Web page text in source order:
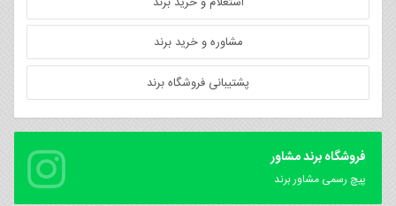
مشاوره و خرید برند
پشتیبانی فروشگاه برند
فروشگاه برند مشاور
پیچ رسمی مشاور برند